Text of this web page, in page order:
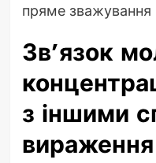
пряме зважування
Зв’язок
з іншими
вираження